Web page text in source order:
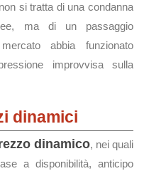
si tratta di una condanna
ma di un passaggio
abbia funzionato
improvvisa sulla
dinamici
dinamico, nei quali
a disponibilità, anticipo